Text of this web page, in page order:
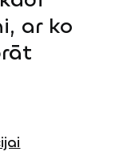
ar ko